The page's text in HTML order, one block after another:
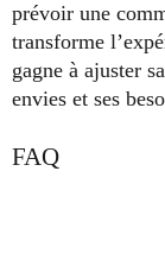
prévoir une
transforme
gagne à ajuster
envies et ses
FAQ